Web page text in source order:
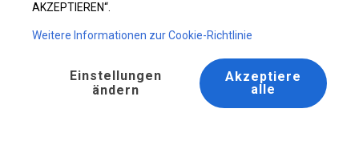
AKZEPTIEREN“.
Weitere Informationen zur Cookie-Richtlinie
Einstellungen
ändern
Akzeptiere
alle